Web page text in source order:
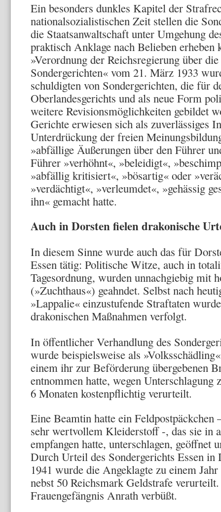
Ein besonders dunkles Kapitel der
nationalsozialistischen Zeit stellen die
die Staatsanwaltschaft unter Umgehung
praktisch Anklage nach Belieben
»Verordnung der Reichsregierung über
Sondergerichten« vom 21. März 1933
schuldigten von Sondergerichten, die für
Oberlandesgerichts und als neue Form
weitere Revisionsmöglichkeiten gebildet
Gerichte erwiesen sich als zuverlässi­ges
Unterdrückung der freien
»abfällige Äußerungen über den Führer
Führer »verhöhnt«, »beleidigt«,
»abfällig kritisiert«, »bösartig« oder
»verdächtigt«, »verleumdet«, »gehässig
ihn« gemacht hatte.
Auch in Dorsten fielen drakonische
In diesem Sinne wurde auch das für
Essen tätig: Politische Witze, auch in
Tagesordnung, wurden unnachgiebig mit
(»Zuchthaus«) geahndet. Selbst nach
»Lappalie« einzustufende Straftaten
drakonischen Maßnahmen verfolgt.
In öffentlicher Verhandlung des
wurde beispiels­weise als
einem ihr zur Beförderung übergebenen
entnommen hatte, wegen Unterschlagung
6 Monaten kostenpflichtig verur­teilt.
Eine Beamtin hatte ein
sehr wertvol­lem Kleiderstoff -, das sie in
empfangen hatte, unterschlagen, geöffnet
Durch Urteil des Sondergerichts Essen in
1941 wurde die Angeklagte zu ei­nem
nebst 50 Reichsmark Geldstrafe
Frauengefängnis Anrath verbüßt.